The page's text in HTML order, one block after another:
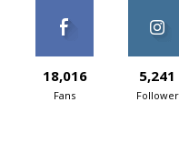
18,016
Fans
5,241
Follower